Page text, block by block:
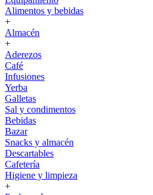
Alimentos y bebidas
+
Almacén
+
Aderezos
Café
Infusiones
Yerba
Galletas
Sal y condimentos
Bebidas
Bazar
Snacks y almacén
Descartables
Cafetería
Higiene y limpieza
+